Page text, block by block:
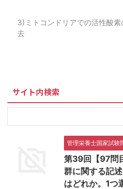
3)ミトコンドリアでの活性酸素
去
サイト内検索
管理栄養士国家試験
第39回【97問
群に関する記
はどれか。1つ